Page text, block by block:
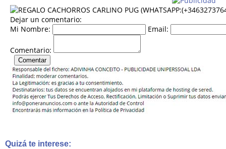
Dejar un comentario:
Mi Nombre:
Email:
Comentario:
Quizá te interese: